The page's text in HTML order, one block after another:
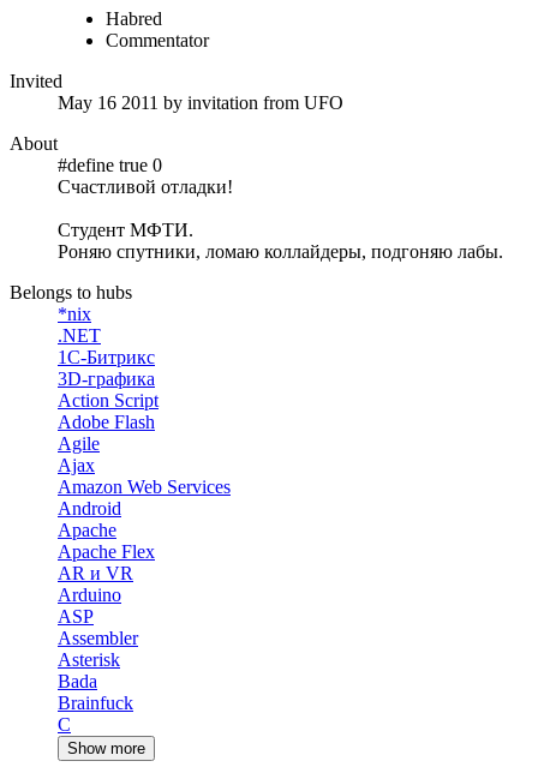
Habred
Commentator
Invited
May 16 2011 by invitation from UFO
About
#define true 0
Счастливой отладки!
Студент МФТИ.
Роняю спутники, ломаю коллайдеры, подгоняю лабы.
Belongs to hubs
*nix
.NET
1С-Битрикс
3D-графика
Action Script
Adobe Flash
Agile
Ajax
Amazon Web Services
Android
Apache
Apache Flex
AR и VR
Arduino
ASP
Assembler
Asterisk
Bada
Brainfuck
C
Show more